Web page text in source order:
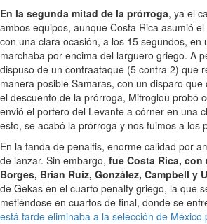
En la segunda mitad de la prórroga, ya el
ambos equipos, aunque Costa Rica asumió
con una clara ocasión, a los 15 segundos, en
marchaba por encima del larguero griego. A
dispuso de un contraataque (5 contra 2) que
manera posible Samaras, con un disparo que
el descuento de la prórroga, Mitroglou probó
envió el portero del Levante a córner en una
esto, se acabó la prórroga y nos fuimos a los
En la tanda de penaltis, enorme calidad por
de lanzar. Sin embargo, fue Costa Rica, con
Borges, Brian Ruiz, González, Campbell y
de Gekas en el cuarto penalty griego, la que
metiéndose en cuartos de final, donde se
está tarde eliminaba a la selección de México